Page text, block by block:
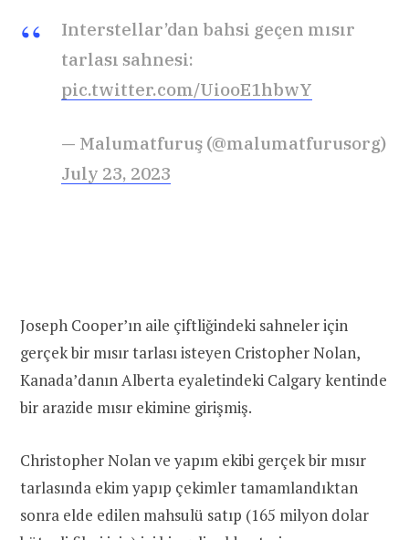
Interstellar’dan bahsi geçen mısır
tarlası sahnesi:
pic.twitter.com/UiooE1hbwY
— Malumatfuruş (@malumatfurusorg)
July 23, 2023
Joseph Cooper’ın aile çiftliğindeki sahneler için
gerçek bir mısır tarlası isteyen Cristopher Nolan,
Kanada’danın Alberta eyaletindeki Calgary kentinde
bir arazide mısır ekimine girişmiş.
Christopher Nolan ve yapım ekibi gerçek bir mısır
tarlasında ekim yapıp çekimler tamamlandıktan
sonra elde edilen mahsulü satıp (165 milyon dolar